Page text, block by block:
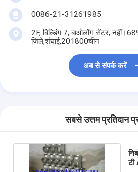
0086-21-31261985
2F, बिल्डिंग 7, बाओलोंग सेंटर,
जिले,शंघाई,201800चीन
अब से संपर्क करें
सबसे उत्तम प्रतिदान